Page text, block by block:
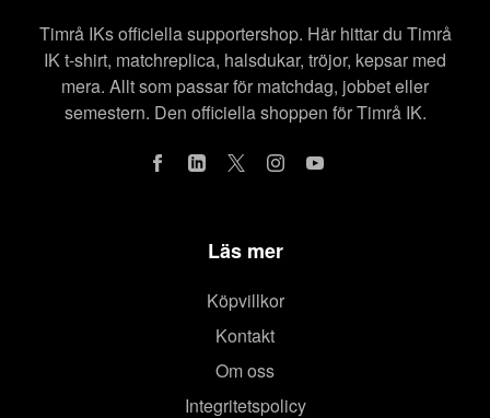
Timrå IKs officiella supportershop. Här hittar du Timrå
IK t-shirt, matchreplica, halsdukar, tröjor, kepsar med
mera. Allt som passar för matchdag, jobbet eller
semestern. Den officiella shoppen för Timrå IK.
Läs mer
Köpvillkor
Kontakt
Om oss
Integritetspolicy